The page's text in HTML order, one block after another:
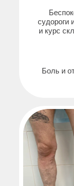
судороги
и курс
Боль и